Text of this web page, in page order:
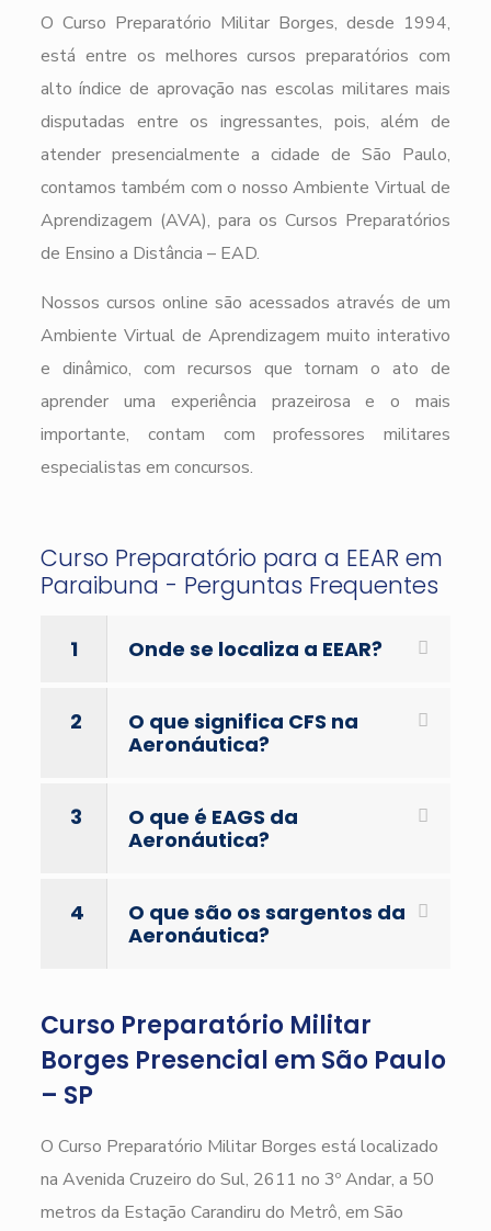
O Curso Preparatório Militar Borges, desde 1994,
está entre os melhores cursos preparatórios com
alto índice de aprovação nas escolas militares mais
disputadas entre os ingressantes, pois, além de
atender presencialmente a cidade de São Paulo,
contamos também com o nosso Ambiente Virtual de
Aprendizagem (AVA), para os Cursos Preparatórios
de Ensino a Distância – EAD.
Nossos cursos online são acessados através de um
Ambiente Virtual de Aprendizagem muito interativo
e dinâmico, com recursos que tornam o ato de
aprender uma experiência prazeirosa e o mais
importante, contam com professores militares
especialistas em concursos.
Curso Preparatório para a EEAR em
Paraibuna - Perguntas Frequentes
1 Onde se localiza a EEAR?
2
O que significa CFS na
Aeronáutica?
3
O que é EAGS da
Aeronáutica?
4
O que são os sargentos da
Aeronáutica?
Curso Preparatório Militar
Borges Presencial em São Paulo
– SP
O Curso Preparatório Militar Borges está localizado
na Avenida Cruzeiro do Sul, 2611 no 3º Andar, a 50
metros da Estação Carandiru do Metrô, em São